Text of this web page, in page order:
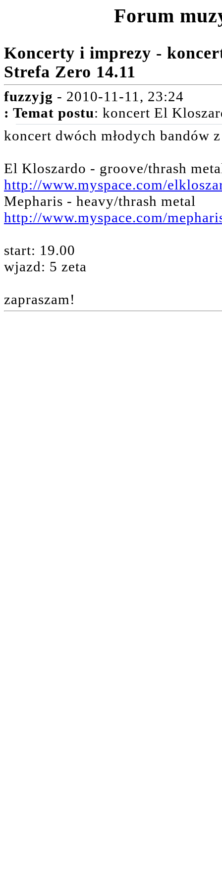
Forum
Koncerty i imprezy -
Strefa Zero 14.11
fuzzyjg - 2010-11-11, 23:24
: Temat postu: koncert El
koncert dwóch młodych bandów
El Kloszardo - groove/thrash
http://www.myspace.com/
Mepharis - heavy/thrash metal
http://www.myspace.com/
start: 19.00
wjazd: 5 zeta
zapraszam!